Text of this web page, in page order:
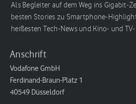
Als Begleiter auf dem Weg ins Gigabit-
besten Stories zu Smartphone-
heißesten Tech-News und Kino- und
Anschrift
Vodafone GmbH
Ferdinand-Braun-Platz 1
40549 Düsseldorf